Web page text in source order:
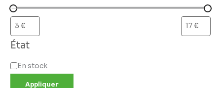
État
En stock
Appliquer